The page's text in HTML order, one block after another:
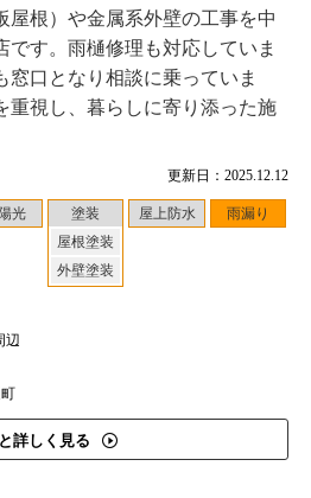
更新日：2025.12.12
光
塗装
屋根塗装
外壁塗装
屋上防水 雨漏り
辺
詳しく見る
屋根）や金属系外壁の工事を中
です。雨樋修理も対応していま
窓口となり相談に乗っていま
重視し、暮らしに寄り添った施